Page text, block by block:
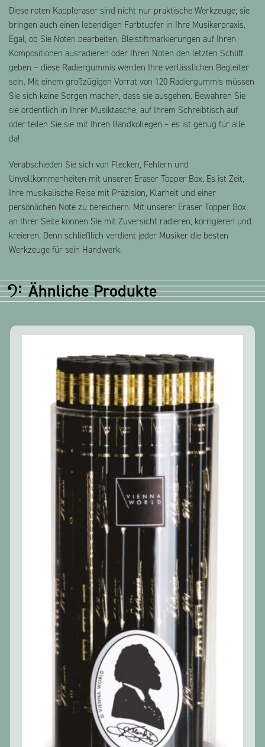
Diese roten Kappleraser sind nicht nur praktische Werkzeuge; sie
bringen auch einen lebendigen Farbtupfer in Ihre Musikerpraxis.
Egal, ob Sie Noten bearbeiten, Bleistiftmarkierungen auf Ihren
Kompositionen ausradieren oder Ihren Noten den letzten Schliff
geben – diese Radiergummis werden Ihre verlässlichen Begleiter
sein. Mit einem großzügigen Vorrat von 120 Radiergummis müssen
Sie sich keine Sorgen machen, dass sie ausgehen. Bewahren Sie
sie ordentlich in Ihrer Musiktasche, auf Ihrem Schreibtisch auf
oder teilen Sie sie mit Ihren Bandkollegen – es ist genug für alle
da!
Verabschieden Sie sich von Flecken, Fehlern und
Unvollkommenheiten mit unserer Eraser Topper Box. Es ist Zeit,
Ihre musikalische Reise mit Präzision, Klarheit und einer
persönlichen Note zu bereichern. Mit unserer Eraser Topper Box
an Ihrer Seite können Sie mit Zuversicht radieren, korrigieren und
kreieren. Denn schließlich verdient jeder Musiker die besten
Werkzeuge für sein Handwerk.
Ähnliche Produkte